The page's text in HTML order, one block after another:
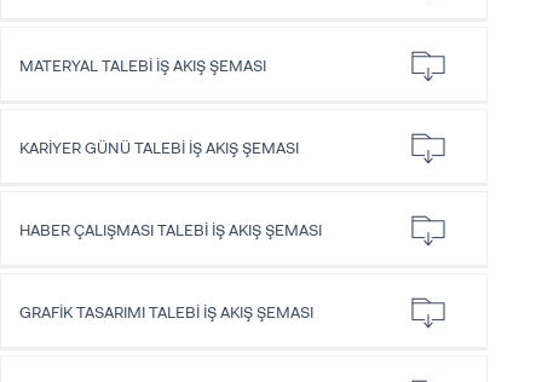
MATERYAL TALEBİ İŞ AKIŞ ŞEMASI
KARİYER GÜNÜ TALEBİ İŞ AKIŞ ŞEMASI
HABER ÇALIŞMASI TALEBİ İŞ AKIŞ ŞEMASI
GRAFİK TASARIMI TALEBİ İŞ AKIŞ ŞEMASI